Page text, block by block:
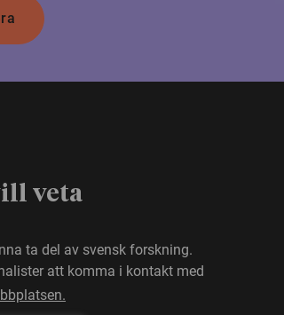
veta
ta del av svensk forskning.
att komma i kontakt med